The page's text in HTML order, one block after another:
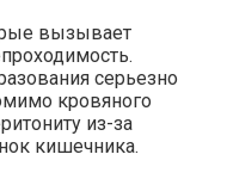
вызывает
серьезно
кровяного
из-за
кишечника.